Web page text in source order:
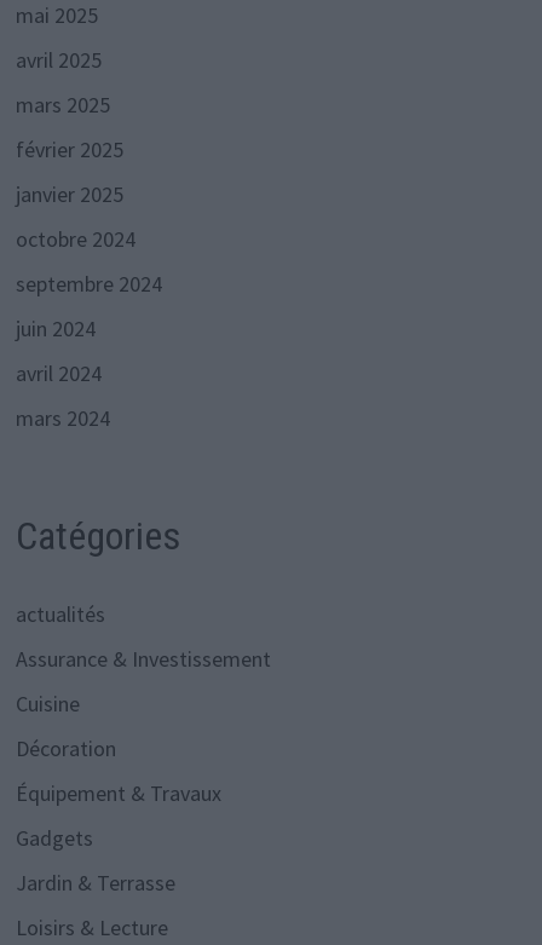
mai 2025
avril 2025
mars 2025
février 2025
janvier 2025
octobre 2024
septembre 2024
juin 2024
avril 2024
mars 2024
Catégories
actualités
Assurance & Investissement
Cuisine
Décoration
Équipement & Travaux
Gadgets
Jardin & Terrasse
Loisirs & Lecture